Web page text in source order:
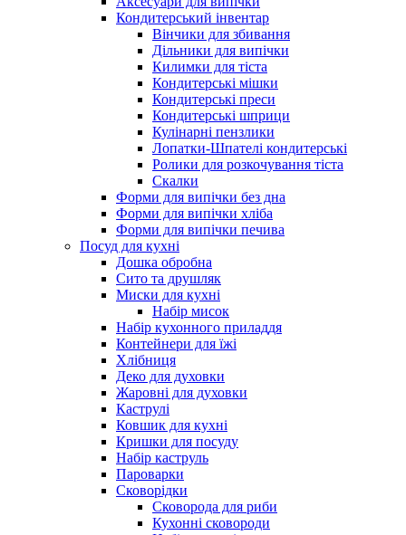
Кондитерський інвентар
Вінчики для збивання
Дільники для випічки
Килимки для тіста
Кондитерські мішки
Кондитерські преси
Кондитерські шприци
Кулінарні пензлики
Лопатки-Шпателі кондитерські
Ролики для розкочування тіста
Скалки
Форми для випічки без дна
Форми для випічки хліба
Форми для випічки печива
Посуд для кухні
Дошка обробна
Сито та друшляк
Миски для кухні
Набір мисок
Набір кухонного приладдя
Контейнери для їжі
Хлібниця
Деко для духовки
Жаровні для духовки
Каструлі
Ковшик для кухні
Кришки для посуду
Набір каструль
Пароварки
Сковорідки
Сковорода для риби
Кухонні сковороди